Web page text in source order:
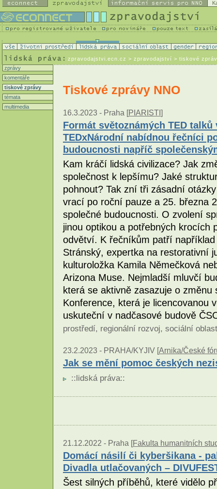
zpravodajstvi.ecn.cz > zpravodajství > tiskové
zprávy
komentáře
tiskové zprávy
témata
multimedia
Tiskové zprávy NNO
16.3.2023 - Praha [PIARISTI]
Formát světoznámých TED talků
TEDxNárodní nabídnou řečníci
budoucnosti napříč
Kam kráčí lidská civilizace? Jak
společnost k lepšímu? Jaké
pohnout? Tak zní tři zásadní
vrací po roční pauze a 25. března
společné budoucnosti. O zvolení
jinou optikou a potřebných krocích
odvětví. K řečníkům patří
Stránský, expertka na restorativní
kulturoložka Kamila Němečková
Arizona Muse. Nejmladší mluvčí
která se aktivně zasazuje o
Konference, která je licencovanou
uskuteční v nadčasové budově
prostředí, regionální rozvoj, sociální oblast
23.2.2023 - PRAHA/KYJIV [Arnika/České
Jak se mění pomoc českých
:: lidská práva::
21.12.2022 - Praha [Fakulta humanitních
Domácí násilí či kyberšikana -
Divadla utlačovaných –
Šest silných příběhů, které vidělo